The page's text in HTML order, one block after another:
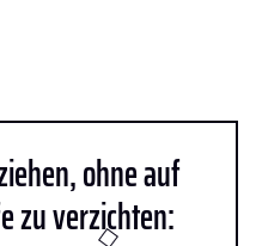
ohne auf
zu verzichten: